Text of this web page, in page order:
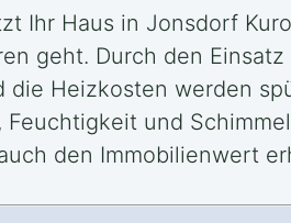
Ihr Haus in Jonsdorf
geht. Durch den
Heizkosten werden
und
den Immobilienwert